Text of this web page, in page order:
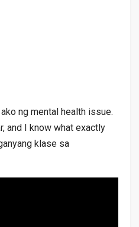
ng mental health issue.
and I know what exactly
klase sa